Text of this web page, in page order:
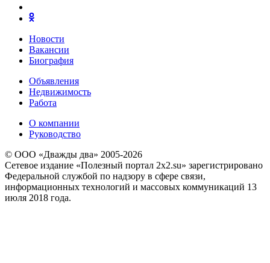
Новости
Вакансии
Биография
Объявления
Недвижимость
Работа
О компании
Руководство
© ООО «Дважды два» 2005-2026
Сетевое издание «Полезный портал 2x2.su» зарегистрировано
Федеральной службой по надзору в сфере связи,
информационных технологий и массовых коммуникаций 13
июля 2018 года.